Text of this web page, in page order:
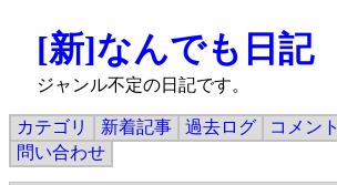
[新]なんでも日記
ジャンル不定の日記です。
カテゴリ 新着記事 過去ログ コメント
問い合わせ